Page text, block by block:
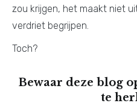
zou krijgen, het maakt niet
verdriet begrijpen.
Toch?
Bewaar deze blog
te